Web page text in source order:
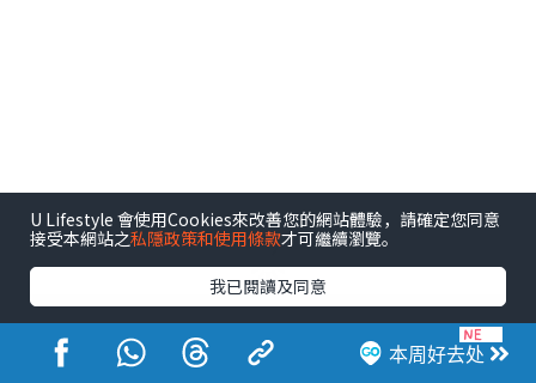
本周好去处
港玩港食港生活
U Lifestyle 會使用Cookies來改善您的網站體驗，請確定您同意
接受本網站之私隱政策和使用條款才可繼續瀏覽。
我已閱讀及同意